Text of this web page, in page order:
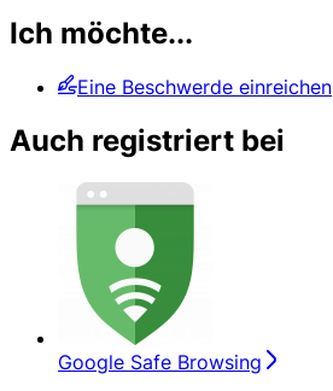
Ich möchte...
Eine Beschwerde einreichen
Auch registriert bei
Google Safe Browsing